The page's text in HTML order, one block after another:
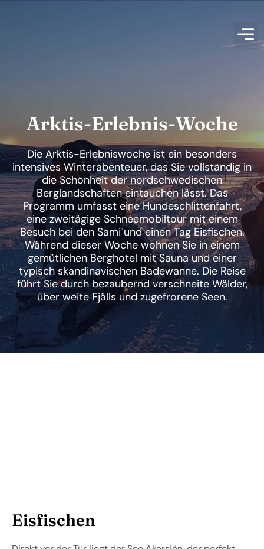
Arktis-Erlebnis-Woche
Die Arktis-Erlebniswoche ist ein besonders
intensives Winterabenteuer, das Sie vollständig in
die Schönheit der nordschwedischen
Berglandschaften eintauchen lässt. Das
Programm umfasst eine Hundeschlittenfahrt,
eine zweitägige Schneemobiltour mit einem
Besuch bei den Sami und einen Tag Eisfischen.
Während dieser Woche wohnen Sie in einem
gemütlichen Berghotel mit Sauna und einer
typisch skandinavischen Badewanne. Die Reise
führt Sie durch bezaubernd verschneite Wälder,
über weite Fjälls und zugefrorene Seen.
Eisfischen